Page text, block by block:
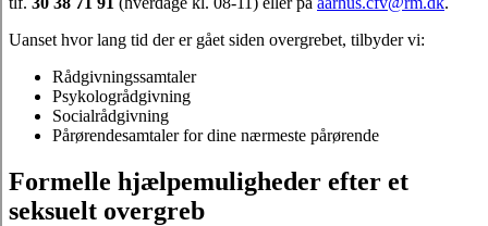
Uanset hvor lang tid der er gået siden overgrebet, tilbyder vi:
Rådgivningssamtaler
Psykologrådgivning
Socialrådgivning
Pårørendesamtaler for dine nærmeste pårørende
Formelle hjælpemuligheder efter et
seksuelt overgreb